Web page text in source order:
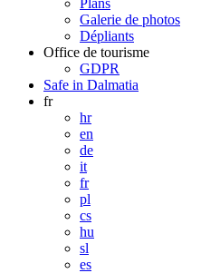
Plans
Galerie de photos
Dépliants
Office de tourisme
GDPR
Safe in Dalmatia
fr
hr
en
de
it
fr
pl
cs
hu
sl
es